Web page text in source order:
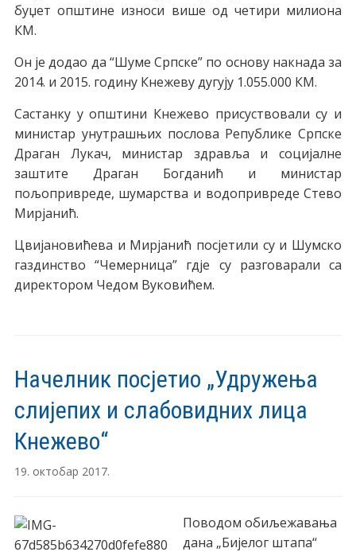
буџет општине износи више од четири милиона
КМ.
Он је додао да “Шуме Српске” по основу накнада за
2014. и 2015. годину Кнежеву дугују 1.055.000 КМ.
Састанку у општини Кнежево присуствовали су и
министар унутрашњих послова Републике Српске
Драган Лукач, министар здравља и социјалне
заштите Драган Богданић и министар
пољопривреде, шумарства и водопривреде Стево
Мирјанић.
Цвијановићева и Мирјанић посјетили су и Шумско
газдинство “Чемерница” гдје су разговарали са
директором Чедом Вуковићем.
Начелник посјетио „Удружења
слијепих и слабовидних лица
Кнежево“
19. октобар 2017.
Поводом обиљежавања
дана „Бијелог штапа“